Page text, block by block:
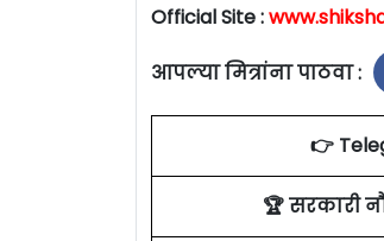
Official Site :
आपल्या मित्रांना पाठवा :
👉
🏆 सरकारी